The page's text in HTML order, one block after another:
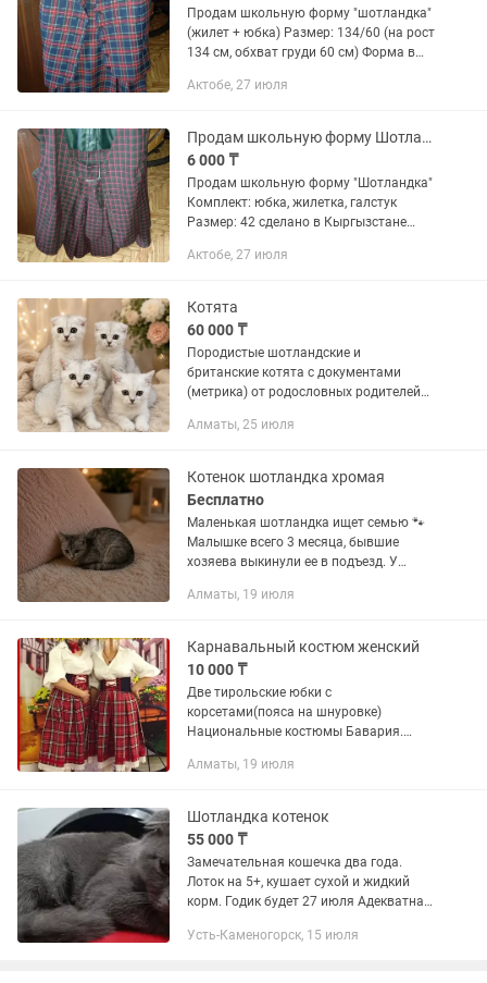
Продам школьную форму "шотландка"
(жилет + юбка) Размер: 134/60 (на рост
134 см, обхват груди 60 см) Форма в
🧵 Состав ткани: • 55% полиэстер • 45%
Актобе, 27 июля
Продам школьную форму Шотландка
6 000 ₸
Продам школьную форму "Шотландка"
Комплект: юбка, жилетка, галстук
Размер: 42 сделано в Кыргызстане
000 тенге 📞 Звоните по номеру
Актобе, 27 июля
Котята
60 000 ₸
Породистые шотландские и
британские котята с документами
(метрика) от родословных родителей
приучены, кушают самостоятельно.
дню...
Алматы, 25 июля
Котенок шотландка хромая
Бесплатно
Маленькая шотландка ищет семью 🐾
Малышке всего 3 месяца, бывшие
хозяева выкинули ее в подъезд. У
сросшихся фаланг она немного
быть...
Алматы, 19 июля
Карнавальный костюм женский
10 000 ₸
Две тирольские юбки с
корсетами(пояса на шнуровке)
Национальные костюмы Бавария.
низу оторочены кружевом, окаймлены
Алматы, 19 июля
Шотландка котенок
55 000 ₸
Замечательная кошечка два года.
Лоток на 5+, кушает сухой и жидкий
корм. Годик будет 27 июля Адекватна к
Усть-Каменогорск, 15 июля